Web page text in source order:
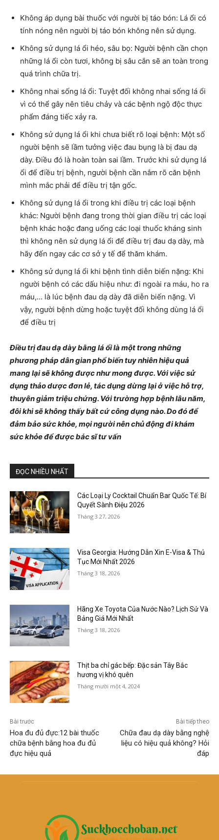
Không áp dụng bài thuốc với người bị táo bón: Lá ổi có
tính nóng nên người bị táo bón không nên sử dụng.
Không sử dụng lá ổi héo, sâu bọ: Người bệnh cần chọn
những lá ổi còn tươi, không bị sâu cắn sẽ an toàn trong
quá trình chữa trị.
Không nhai sống lá ổi: Tuyệt đối không nhai sống lá ổi
vì có thể gây nên tiêu chảy và các bệnh ngộ độc thực
phẩm đáng tiếc xảy ra.
Không sử dụng lá ổi khi chưa biết rõ loại bệnh: Một số
người bệnh sẽ lầm tưởng việc đau bụng là bị đau dạ
dày. Điều đó là hoàn toàn sai lầm. Trước khi sử dụng lá
ổi để điều trị bệnh, người bệnh cần nắm rõ căn bệnh
mình mắc phải để điều trị tận gốc.
Không sử dụng lá ổi trong khi điều trị các loại bệnh
khác: Người bệnh đang trong thời gian điều trị các loại
bệnh khác hoặc đang uống các loại thuốc kháng sinh
thì không nên sử dụng lá ổi để điều trị đau dạ dày, mà
hãy đến ngay các cơ sở y tế để thăm khám.
Không sử dụng lá ổi khi bệnh tình diễn biến nặng: Khi
người bệnh có các dấu hiệu như: đi ngoài ra máu, ho ra
máu,… là lúc bệnh đau dạ dày đã diễn biến nặng. Vì
vậy, người bệnh dừng hoặc tuyệt đối không dùng lá ổi
để điều trị
Điều trị đau dạ dày bằng lá ổi là một trong những
phương pháp dân gian phổ biến tuy nhiên hiệu quả
mang lại sẽ không được như mong được. Với việc sử
dụng thảo dược đơn lẻ, tác dụng dừng lại ở việc hỗ trợ,
thuyên giảm triệu chứng. Với trường hợp bệnh lâu năm,
đôi khi sẽ không thấy bất cứ công dụng nào. Do đó để
đảm bảo sức khỏe, mọi người nên chủ động đi khám
sức khỏe để được bác sĩ tư vấn
ĐỌC NHIỀU NHẤT
Các Loại Ly Cocktail Chuẩn Bar Quốc Tế: Bí
Quyết Sành Điệu 2026
Tháng 3 27, 2026
Visa Georgia: Hướng Dẫn Xin E-Visa & Thủ
Tục Mới Nhất 2026
Tháng 3 18, 2026
Hãng Xe Toyota Của Nước Nào? Lịch Sử Và
Bảng Giá Mới Nhất
Tháng 3 18, 2026
Thịt ba chỉ gác bếp: Đặc sản Tây Bắc
hương vị khó quên
Tháng mười một 4, 2024
Bài trước
Hoa đu đủ đực:12 bài thuốc
chữa bệnh bằng hoa đu đủ
đực hiệu quả
Bài tiếp theo
Chữa đau dạ dày bằng nghệ
liệu có hiệu quả không? Hỏi
đáp